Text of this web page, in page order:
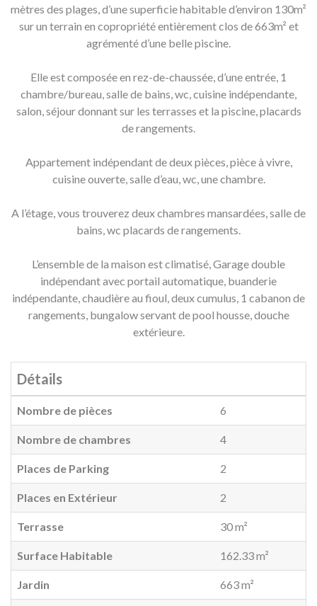
mètres des plages, d’une superficie habitable d’environ 130m²
sur un terrain en copropriété entièrement clos de 663m² et
agrémenté d’une belle piscine.
Elle est composée en rez-de-chaussée, d’une entrée, 1
chambre/bureau, salle de bains, wc, cuisine indépendante,
salon, séjour donnant sur les terrasses et la piscine, placards
de rangements.
Appartement indépendant de deux pièces, pièce à vivre,
cuisine ouverte, salle d’eau, wc, une chambre.
A l’étage, vous trouverez deux chambres mansardées, salle de
bains, wc placards de rangements.
L’ensemble de la maison est climatisé, Garage double
indépendant avec portail automatique, buanderie
indépendante, chaudière au fioul, deux cumulus, 1 cabanon de
rangements, bungalow servant de pool housse, douche
extérieure.
Détails
Nombre de pièces 6
Nombre de chambres 4
Places de Parking 2
Places en Extérieur 2
Terrasse 30 m²
Surface Habitable 162.33 m²
Jardin 663 m²